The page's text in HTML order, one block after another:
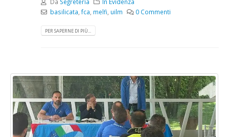
Da Segreteria
In Evidenza
basilicata, fca, melfi, uilm 0 Commenti
PER SAPERNE DI PIÙ...